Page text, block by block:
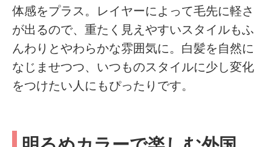
体感をプラス。レイヤーによって毛先に軽さ
が出るので、重たく見えやすいスタイルもふ
んわりとやわらかな雰囲気に。白髪を自然に
なじませつつ、いつものスタイルに少し変化
をつけたい人にもぴったりです。